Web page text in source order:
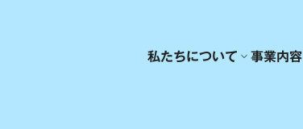
私たちについて 事業内容